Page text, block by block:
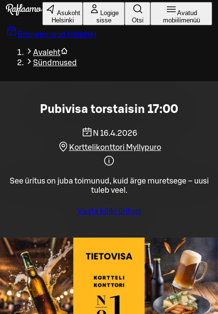
Liigu peamise sisu juurde
Asukoht
Helsinki
Logige
sisse
Otsi
Avatud
mobiilimenüü
Broneeri laud Helsinki
Avaleht
Sündmused
Pubivisa torstaisin 17:00
N 16.4.2026
Korttelikonttori Myllypuro
See üritus on juba toimunud, kuid ärge muretsege – uusi
tuleb veel.
Vaata kõiki üritusi